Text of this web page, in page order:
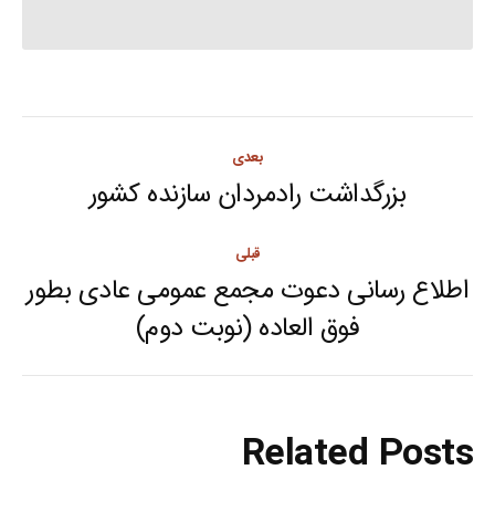
Post
navigation
قبلی
Previous
post:
اطلاع رسانی دعوت مجمع عمومی عادی بطور
فوق العاده (نوبت دوم)
بعدی
Next
بزرگداشت رادمردان سازنده کشور
Related Posts